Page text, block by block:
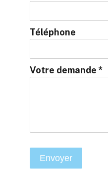
Téléphone
Votre demande *